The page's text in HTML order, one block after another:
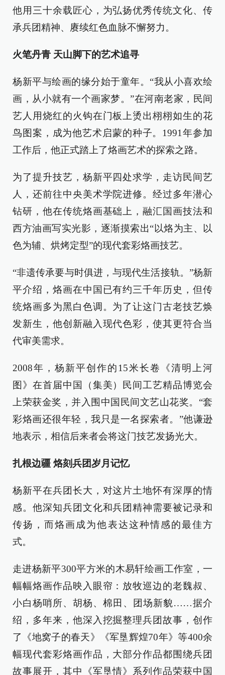
他用三十余载匠心，为弘扬优秀传统文化、传
承兵团精神、赓续红色血脉不懈努力。
火笔丹青 天山脚下的艺术追寻
杨新平与绘画的缘分始于童年。“我从小喜欢绘
画，从小就有一个画家梦。”在河南老家，民间
艺人用烧红的火钩在门板上烫出栩栩如生的花
鸟图案，成为他艺术启蒙的种子。1991年参加
工作后，他正式踏上了烙画艺术的探索之路。
为了提升技艺，杨新平四处求学，走访民间艺
人，还前往中央美术学院进修。经过多年潜心
钻研，他在传统烙画基础上，融汇国画技法和
西方油画写实光影，逐渐摸索出“以烙为主、以
色为辅、烘烤定型”的现代套彩烙画技艺。
“非遗传承要与时俱进，与现代生活接轨。”杨新
平介绍，烙画在中国已有约三千年历史，但传
统烙画多为黑白色调。为了让这门古老技艺焕
发新生，他创新融入现代色彩，使其更符合当
代审美需求。
2008年，杨新平创作的15米长卷《清明上河
图》在首届中国（集美）民间工艺精品博览会
上荣获金奖，并入围中国民间文艺山花奖。“套
彩烙画还很年轻，我只是一名探索者。”他谦逊
地表示，相信后来者会将这门技艺发扬光大。
扎根边疆 烙刻兵团岁月记忆
杨新平在兵团长大，对这片土地怀有深厚的情
感。他深知兵团文化和兵团精神需要被记录和
传扬，而烙画成为他表达这种情感的最佳方
式。
走进杨新平300平方米的木易轩绘画工作室，一
幅幅烙画作品映入眼帘：放牧巡边的老魏叔、
小白杨哨所、胡杨、棉田、团场新貌……据介
绍，多年来，他深入挖掘整理兵团故事，创作
了《地窝子的春天》《军垦辉煌70年》等400余
幅现代套彩烙画作品，大部分作品都围绕兵团
故事展开，其中《军垦情》系列作品荣获中国